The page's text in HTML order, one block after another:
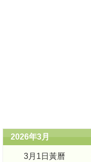
2026年3月
3月1日黃曆